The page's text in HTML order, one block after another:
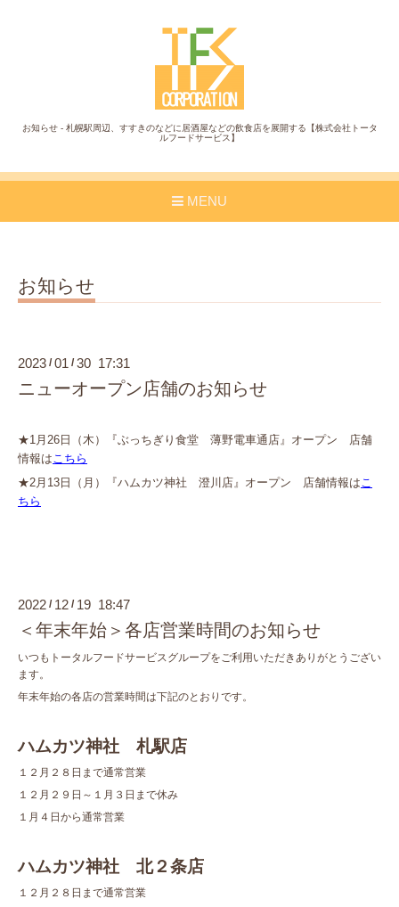
お知らせ - 札幌駅周辺、すすきのなどに居酒屋などの飲食店を展開する【株式会社トータ
ルフードサービス】
MENU
お知らせ
2023 /01 /30 17:31
ニューオープン店舗のお知らせ
★1月26日（木）『ぶっちぎり食堂 薄野電車通店』オープン 店舗
情報は こちら
★2月13日（月）『ハムカツ神社 澄川店』オープン 店舗情報は こ
ちら
2022 / 12 / 19 18:47
＜年末年始＞各店営業時間のお知らせ
いつもトータルフードサービスグループをご利用いただきありがとうござい
ます。
年末年始の各店の営業時間は下記のとおりです。
ハムカツ神社 札駅店
１２月２８日まで通常営業
１２月２９日～１月３日まで休み
１月４日から通常営業
ハムカツ神社 北２条店
１２月２８日まで通常営業